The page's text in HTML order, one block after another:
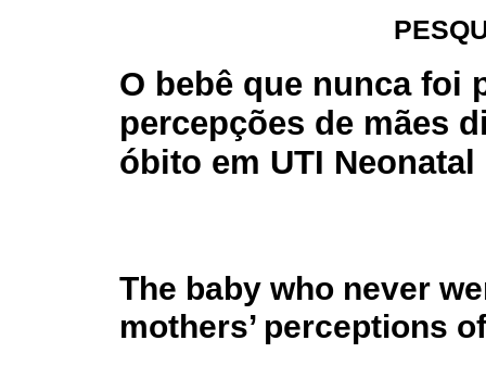
O bebê que nunca foi
percepções de mães
óbito em UTI Neonatal
The baby who never
mothers’ perceptions